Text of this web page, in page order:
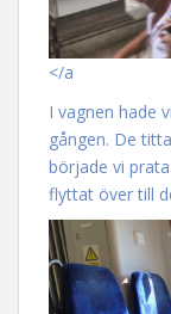
</a
I vagnen hade
gången. De
började vi
flyttat över till